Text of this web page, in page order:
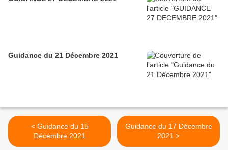
Guidance du 21 Décembre 2021
< Guidance du 15
Décembre 2021
Guidance du 17 Décembre
2021 >